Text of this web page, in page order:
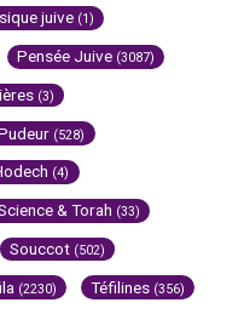
juive (1)
Pensée Juive (3087)
(3)
(528)
(4)
& Torah (33)
Souccot (502)
(2230) Téfilines (356)